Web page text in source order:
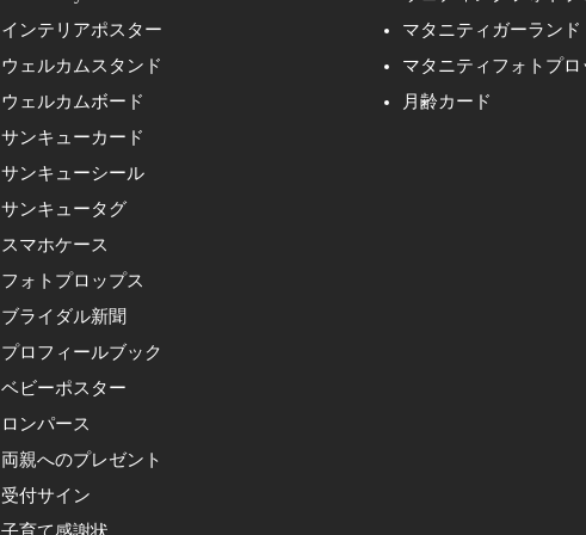
インテリアポスター
ウェルカムスタンド
ウェルカムボード
サンキューカード
サンキューシール
サンキュータグ
スマホケース
フォトプロップス
ブライダル新聞
プロフィールブック
ベビーポスター
ロンパース
両親へのプレゼント
受付サイン
マタニティガーランド
マタニティフォトプロ
月齢カード